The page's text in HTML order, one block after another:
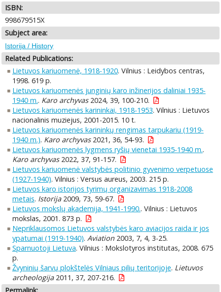
ISBN:
998679515X
Subject area:
Istorija / History
Related Publications:
Lietuvos kariuomenė, 1918-1920. Vilnius : Leidybos centras,
1998. 619 p.
Lietuvos kariuomenės junginių karo inžinerijos daliniai 1935-
1940 m.. Karo archyvas2024, 39, 100-210.
Lietuvos kariuomenės karininkai, 1918-1953. Vilnius : Lietuvos
nacionalinis muziejus, 2001-2015. 10 t.
Lietuvos kariuomenės karininkų rengimas tarpukariu (1919-
1940 m.). Karo archyvas2021, 36, 54-93.
Lietuvos kariuomenės lygmens ryšių vienetai 1935-1940 m..
Karo archyvas2022, 37, 91-157.
Lietuvos kariuomenė valstybės politinio gyvenimo verpetuose
(1927-1940). Vilnius : Versus aureus, 2003. 215 p.
Lietuvos karo istorijos tyrimų organizavimas 1918-2008
metais. Istorija2009, 73, 59-67.
Lietuvos mokslų akademija, 1941-1990.. Vilnius : Lietuvos
mokslas, 2001. 873 p.
Nepriklausomos Lietuvos valstybės karo aviacijos raida ir jos
ypatumai (1919-1940). Aviation2003, 7, 4, 3-25.
Sparnuotoji Lietuva. Vilnius : Mokslotyros institutas, 2008. 675
p.
Žvyninių šarvų plokštelės Vilniaus pilių teritorijoje. Lietuvos
archeologija2011, 37, 207-216.